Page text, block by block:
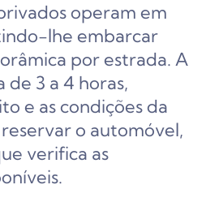
operam em
lhe embarcar
por estrada. A
3 a 4 horas,
e as condições da
o automóvel,
verifica as